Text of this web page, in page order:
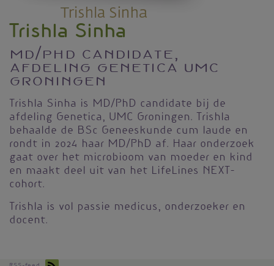
Trishla Sinha
MD/PhD candidate,
afdeling Genetica UMC
Groningen
Trishla Sinha is MD/PhD candidate bij de
afdeling Genetica, UMC Groningen. Trishla
behaalde de BSc Geneeskunde cum laude en
rondt in 2024 haar MD/PhD af. Haar onderzoek
gaat over het microbioom van moeder en kind
en maakt deel uit van het LifeLines NEXT-
cohort.
Trishla is vol passie medicus, onderzoeker en
docent.